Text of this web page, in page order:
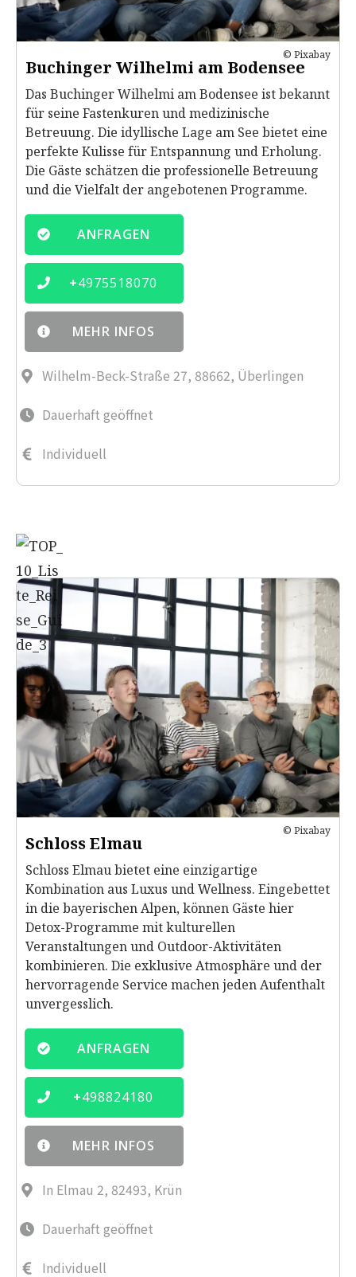
© Pixabay
Buchinger Wilhelmi am Bodensee
Das Buchinger Wilhelmi am Bodensee ist bekannt
für seine Fastenkuren und medizinische
Betreuung. Die idyllische Lage am See bietet eine
perfekte Kulisse für Entspannung und Erholung.
Die Gäste schätzen die professionelle Betreuung
und die Vielfalt der angebotenen Programme.
ANFRAGEN
+4975518070
MEHR INFOS
Wilhelm-Beck-Straße 27, 88662, Überlingen
Dauerhaft geöffnet
Individuell
© Pixabay
Schloss Elmau
Schloss Elmau bietet eine einzigartige
Kombination aus Luxus und Wellness. Eingebettet
in die bayerischen Alpen, können Gäste hier
Detox-Programme mit kulturellen
Veranstaltungen und Outdoor-Aktivitäten
kombinieren. Die exklusive Atmosphäre und der
hervorragende Service machen jeden Aufenthalt
unvergesslich.
ANFRAGEN
+498824180
MEHR INFOS
In Elmau 2, 82493, Krün
Dauerhaft geöffnet
Individuell